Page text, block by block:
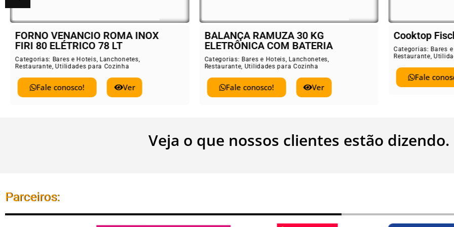
FORNO VENANCIO ROMA INOX
FIRI 80 ELÉTRICO 78 LT
Categorias: Bares e Hoteis Lanchonetes
Restaurante ,Utilidades para Cozinha
Fale conosco! Ver
BALANÇA RAMUZA 30 KG
ELETRÔNICA COM BATERIA
Categorias: Bares e Hoteis Lanchonetes
Restaurante Utilidades para Cozinha
Fale conosco! Ver
Cooktop
Categorias:Bares
Restaurante
Fale
Veja o que nossos clientes estão dizendo.
Parceiros: